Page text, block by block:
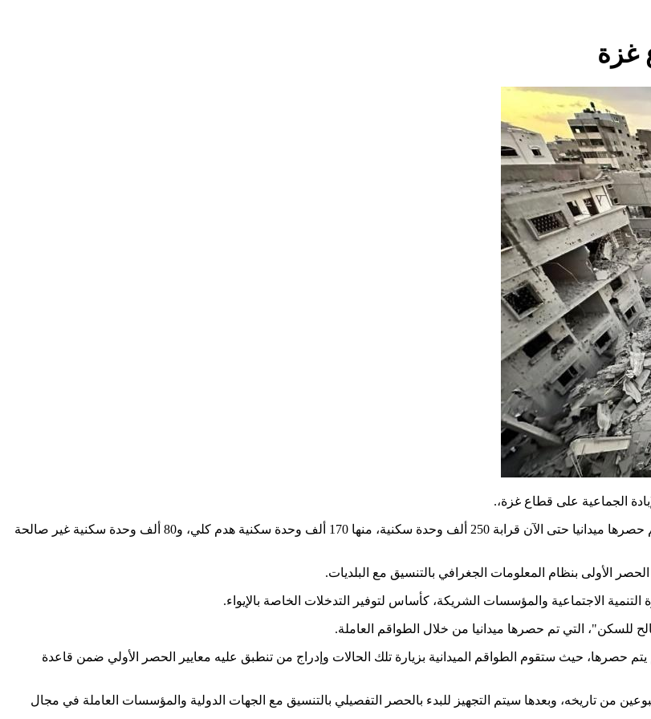
وأفادت وزارة الأشغال العامة والإسكان، اليوم الأحد في بيان لها، أن الحالات التي تم حصرها ميدانيا حتى الآن قرابة 250 ألف وحدة سكنية، منها 170 ألف وحدة سكنية هدم كلي، و80 ألف وحدة سكنية غير صالحة
الأولى بنظام المعلومات الجغرافي بالتنسيق مع البلديات.
الاجتماعية والمؤسسات الشريكة، كأساس لتوفير التدخلات الخاصة بالإيواء.
للسكن"، التي تم حصرها ميدانيا من خلال الطواقم العاملة.
حصرها، حيث ستقوم الطواقم الميدانية بزيارة تلك الحالات وإدراج من تنطبق عليه معايير الحصر الأولي ضمن قاعدة
من تاريخه، وبعدها سيتم التجهيز للبدء بالحصر التفصيلي بالتنسيق مع الجهات الدولية والمؤسسات العاملة في مجال